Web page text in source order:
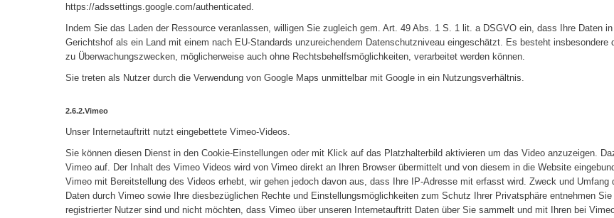
https://adssettings.google.com/authenticated.
Indem Sie das Laden der Ressource veranlassen, willigen Sie zugleich gem. Art. 49 Abs. 1 S. 1 lit. a DSGVO ein, dass Ihre Daten
Gerichtshof als ein Land mit einem nach EU-Standards unzureichendem Datenschutzniveau eingeschätzt. Es besteht
zu Überwachungszwecken, möglicherweise auch ohne Rechtsbehelfsmöglichkeiten, verarbeitet werden können.
Sie treten als Nutzer durch die Verwendung von Google Maps unmittelbar mit Google in ein Nutzungsverhältnis.
2.6.2.Vimeo
Unser Internetauftritt nutzt eingebettete Vimeo-Videos.
Sie können diesen Dienst in den Cookie-Einstellungen oder mit Klick auf das Platzhalterbild aktivieren um das Video anzuzeigen.
Vimeo auf. Der Inhalt des Vimeo Videos wird von Vimeo direkt an Ihren Browser übermittelt und von diesem in die Website
Vimeo mit Bereitstellung des Videos erhebt, wir gehen jedoch davon aus, dass Ihre IP-Adresse mit erfasst wird. Zweck und Umfang
Daten durch Vimeo sowie Ihre diesbezüglichen Rechte und Einstellungsmöglichkeiten zum Schutz Ihrer Privatsphäre entnehmen
registrierter Nutzer sind und nicht möchten, dass Vimeo über unseren Internetauftritt Daten über Sie sammelt und mit Ihren bei